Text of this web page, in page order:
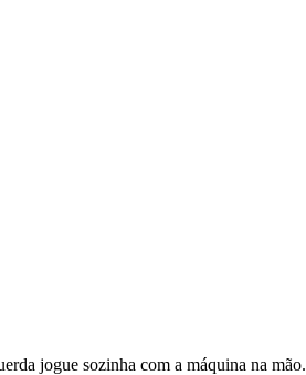
jogue sozinha com a máquina na mão.